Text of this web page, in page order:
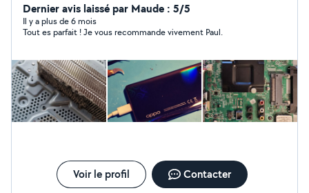
diagnostic précis et vous envoie le devis final. Si vous
l'acceptez, je répare, teste et vous ramène votre
appareil. Si le devis ne vous convient pas, je vous
Dernier avis laissé par Maude : 5/5
Il y a plus de 6 mois
Tout es parfait ! Je vous recommande vivement Paul.
Voir le profil Contacter